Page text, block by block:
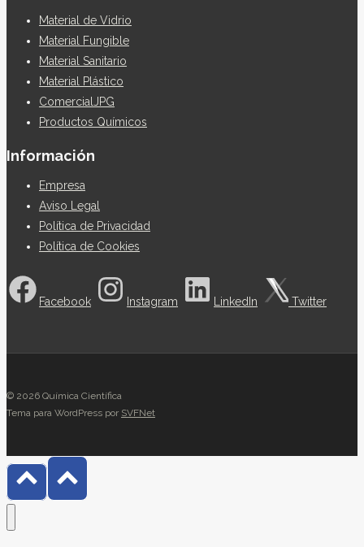
Material de Vidrio
Material Fungible
Material Sanitario
Material Plástico
ComercialJPG
Productos Químicos
Información
Empresa
Aviso Legal
Política de Privacidad
Política de Cookies
Facebook Instagram LinkedIn Twitter
© 2026 Química Científica
Tema para WordPress por SVFNet